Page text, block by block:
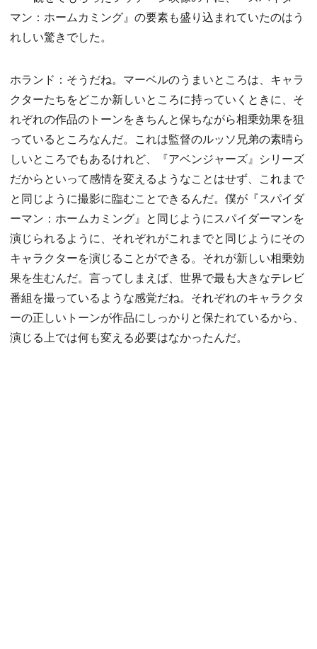
マン：ホームカミング』の要素も盛り込まれていたのはう
れしい驚きでした。
ホランド：そうだね。マーベルのうまいところは、キャラ
クターたちをどこか新しいところに持っていくときに、そ
れぞれの作品のトーンをきちんと保ちながら相乗効果を狙
っているところなんだ。これは監督のルッソ兄弟の素晴ら
しいところでもあるけれど、『アベンジャーズ』シリーズ
だからといって感情を変えるようなことはせず、これまで
と同じように撮影に臨むことできるんだ。僕が『スパイダ
ーマン：ホームカミング』と同じようにスパイダーマンを
演じられるように、それぞれがこれまでと同じようにその
キャラクターを演じることができる。それが新しい相乗効
果を生むんだ。言ってしまえば、世界で最も大きなテレビ
番組を撮っているような感覚だね。それぞれのキャラクタ
ーの正しいトーンが作品にしっかりと保たれているから、
演じる上では何も変える必要はなかったんだ。